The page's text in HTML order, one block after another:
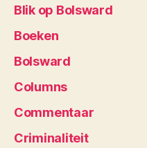
Blik op Bolsward
Boeken
Bolsward
Columns
Commentaar
Criminaliteit